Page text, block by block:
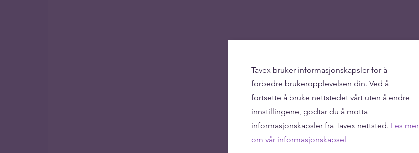
Tavex bruker informasjonskapsler for å
forbedre brukeropplevelsen din. Ved å
fortsette å bruke nettstedet vårt uten å endre
innstillingene, godtar du å motta
informasjonskapsler fra Tavex nettsted. Les mer
om vår informasjonskapsel